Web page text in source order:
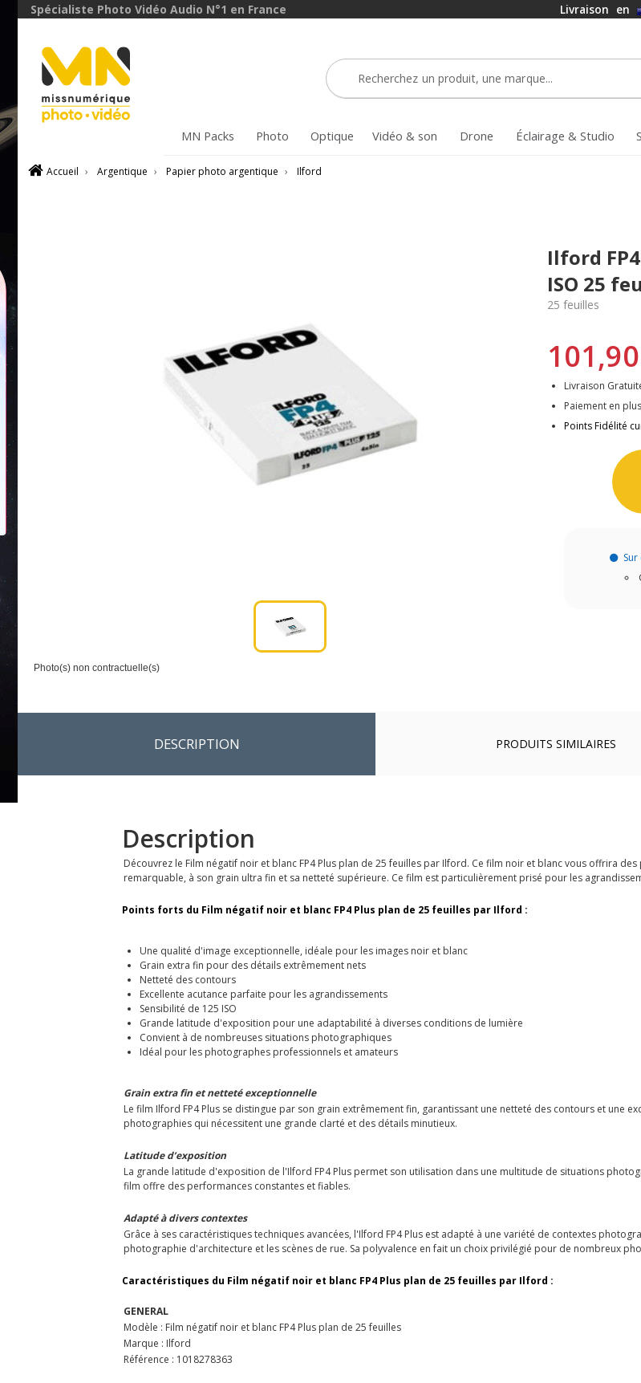
Spécialiste Photo Vidéo Audio N°1 en France Livraison en
MN Packs Photo Optique Vidéo & son Drone Éclairage & Studio
Accueil › Argentique › Papier photo argentique › Ilford
Photo(s) non contractuelle(s)
Ilford
ISO 25
25 feuilles
Livraison
Paiement en
Points Fidélité
DESCRIPTION PRODUITS SIMILAIRES
Description
Découvrez le Film négatif noir et blanc FP4 Plus plan de 25 feuilles par Ilford. Ce film noir et blanc vous offrira
remarquable, à son grain ultra fin et sa netteté supérieure. Ce film est particulièrement prisé pour les
Points forts du Film négatif noir et blanc FP4 Plus plan de 25 feuilles par Ilford :
Une qualité d'image exceptionnelle, idéale pour les images noir et blanc
Grain extra fin pour des détails extrêmement nets
Netteté des contours
Excellente acutance parfaite pour les agrandissements
Sensibilité de 125 ISO
Grande latitude d'exposition pour une adaptabilité à diverses conditions de lumière
Convient à de nombreuses situations photographiques
Idéal pour les photographes professionnels et amateurs
Grain extra fin et netteté exceptionnelle
Le film Ilford FP4 Plus se distingue par son grain extrêmement fin, garantissant une netteté des contours et une
photographies qui nécessitent une grande clarté et des détails minutieux.
Latitude d’exposition
La grande latitude d'exposition de l'Ilford FP4 Plus permet son utilisation dans une multitude de situations
film offre des performances constantes et fiables.
Adapté à divers contextes
Grâce à ses caractéristiques techniques avancées, l'Ilford FP4 Plus est adapté à une variété de contextes
photographie d'architecture et les scènes de rue. Sa polyvalence en fait un choix privilégié pour de nombreux
Caractéristiques du Film négatif noir et blanc FP4 Plus plan de 25 feuilles par Ilford :
GENERAL
Modèle : Film négatif noir et blanc FP4 Plus plan de 25 feuilles
Marque : Ilford
Référence : 1018278363